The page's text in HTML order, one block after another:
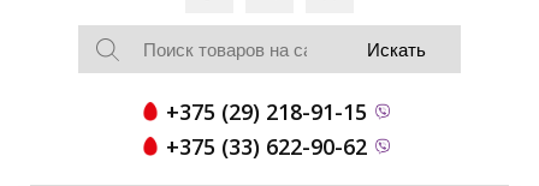
+375 (29) 218-91-15
+375 (33) 622-90-62